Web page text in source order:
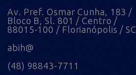
Av. Pref. Osmar Cunha, 183 /
Bloco B, Sl. 801 / Centro /
88015-100 / Florianópolis / SC
abih@
(48) 98843-7711